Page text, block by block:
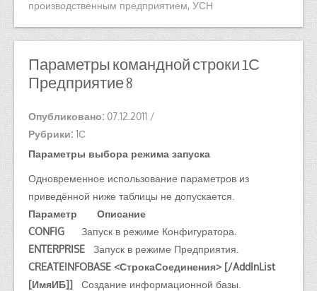
производственным предприятием, УСН
Параметры командной строки 1С
Предприятие 8
Опубликовано: 07.12.2011 /
Рубрики: 1С
Параметры выбора режима запуска
Одновременное использование параметров из
приведённой ниже таблицы не допускается.
Параметр
Описание
CONFIG Запуск в режиме Конфигуратора.
ENTERPRISE Запуск в режиме Предприятия.
CREATEINFOBASE <СтрокаСоединения> [/AddInList
[ИмяИБ]] Создание информационной базы.